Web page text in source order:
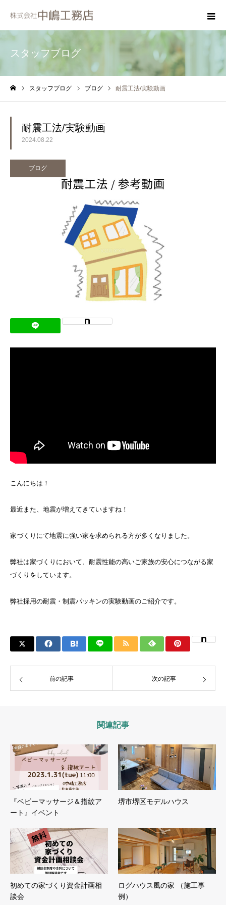
スタッフブログ
スタッフブログ ブログ 耐震工法/実験動画
耐震工法/実験動画
2024.08.22
ブログ
こんにちは！
最近また、地震が増えてきていますね！
家づくりにて地震に強い家を求められる方が多くなりました。
弊社は家づくりにおいて、耐震性能の高いご家族の安心につながる家
づくりをしています。
弊社採用の耐震・制震パッキンの実験動画のご紹介です。
前の記事 次の記事
関連記事
『ベビーマッサージ＆指紋ア
ート』イベント
堺市堺区モデルハウス
初めての家づくり資金計画相
談会
ログハウス風の家 （施工事
例）